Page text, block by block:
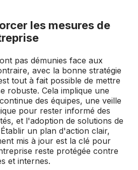
les mesures de
pas démunies face aux
avec la bonne stratégie
tout à fait possible de mettre
robuste. Cela implique une
des équipes, une veille
pour rester informé des
et l'adoption de solutions de
un plan d'action clair,
mis à jour est la clé pour
reste protégée contre
et internes.